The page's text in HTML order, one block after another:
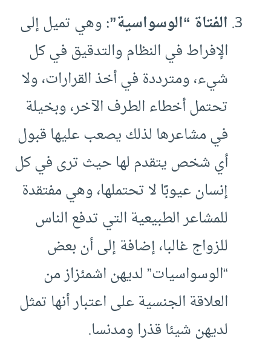
الفتاة “الوسواسية”:وهي تميل إلى
الإفراط في النظام والتدقيق في كل
شيء، ومترددة في أخذ القرارات، ولا
تحتمل أخطاء الطرف الآخر، وبخيلة
في مشاعرها لذلك يصعب عليها قبول
أي شخص يتقدم لها حيث ترى في كل
إنسان عيوبًا لا تحتملها، وهي مفتقدة
للمشاعر الطبيعية التي تدفع الناس
للزواج غالبا، إضافة إلى أن بعض
“الوسواسيات” لديهن اشمئزاز من
العلاقة الجنسية على اعتبار أنها تمثل
لديهن شيئا قذرا ومدنسا.